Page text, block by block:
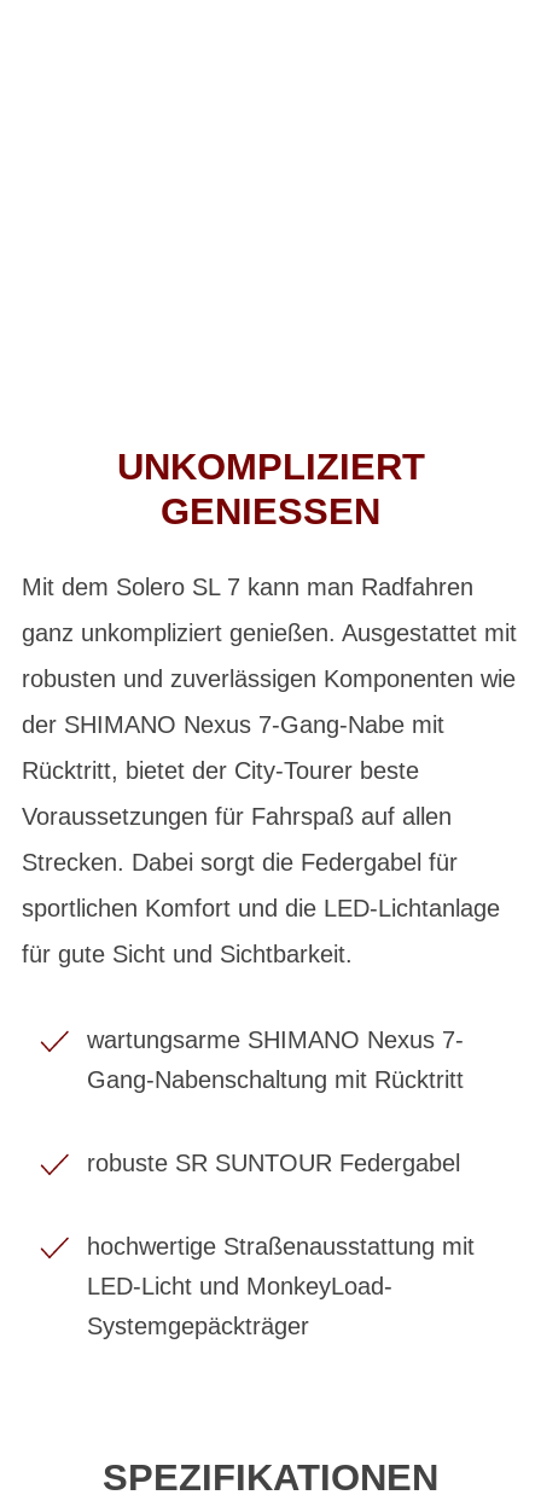
UNKOMPLIZIERT
GENIESSEN
Mit dem Solero SL 7 kann man Radfahren
ganz unkompliziert genießen. Ausgestattet mit
robusten und zuverlässigen Komponenten wie
der SHIMANO Nexus 7-Gang-Nabe mit
Rücktritt, bietet der City-Tourer beste
Voraussetzungen für Fahrspaß auf allen
Strecken. Dabei sorgt die Federgabel für
sportlichen Komfort und die LED-Lichtanlage
für gute Sicht und Sichtbarkeit.
wartungsarme SHIMANO Nexus 7-
Gang-Nabenschaltung mit Rücktritt
robuste SR SUNTOUR Federgabel
hochwertige Straßenausstattung mit
LED-Licht und MonkeyLoad-
Systemgepäckträger
SPEZIFIKATIONEN